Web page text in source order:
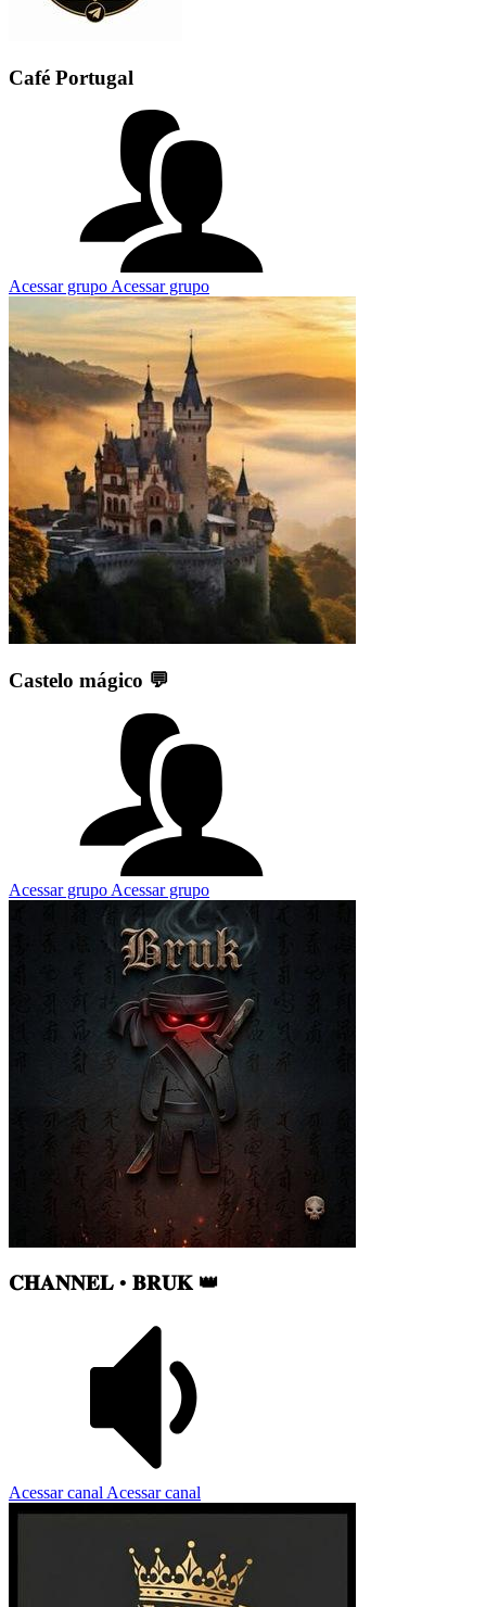
Café Portugal
Acessar grupo Acessar grupo
Castelo mágico 💬
Acessar grupo Acessar grupo
𝐂𝐇𝐀𝐍𝐍𝐄𝐋 • 𝐁𝐑𝐔𝐊 👑
Acessar canal Acessar canal